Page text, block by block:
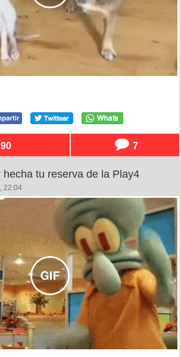
7
tu reserva de la Play4
22:04